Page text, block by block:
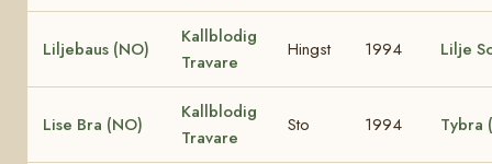
Liljebaus (NO)
Kallblodig
Travare
Hingst 1994 Lilje
Lise Bra (NO)
Kallblodig
Travare
Sto 1994 Tybra